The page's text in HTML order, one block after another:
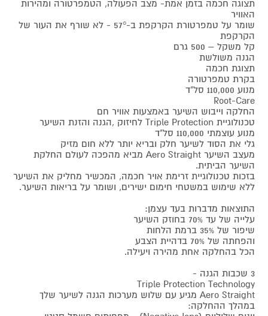
תצוגה חכמה בזמן אמת- מצב הפעולה, הטמפרטורה ומהירות
האוויר
שומר על טמפרטורת הקרקפת ב-57° - לא שורף את העור של
הקרקפת
קל משקל – 500 גרם
הגנה משולשת
תצוגת חכמה
בקרת טמפרטורה
מנוע 110,000 סל"ד
Root-Care
החלקה וייבוש השיער באמצעות אוויר חם
טכנולוגיית Triple Protection לחיזוק ,הגנה והזנת השיער
מנוע עוצמתי 110,000 סל"ד
גלי את הסוד לשיער חלק ובריא יותר ללא חום מזיק
מעצב השיער Aero Straight מביא מהפכה לעולם החלקת
השיער הביתית.
בזכות טכנולוגיית זרימת אויר חכמה, המכשיר מחליק את השיער
ללא שימוש במשטחי חימום ישירים, ושומר על בריאות השיער.
התוצאות מדברות בעד עצמן:
עלייה של עד 70% בחוזק השיער
שיפור של 35% ברמת הלחות
והפחתה של 70% בדהיית הצבע
הכל בהחלקה אחת מהירה ויעילה.
3 שכבות הגנה -
Triple Protection Technology
Aero Straight מגיע עם שלוש מערכות הגנה לשיער שלך
במהלך ההחלקה: